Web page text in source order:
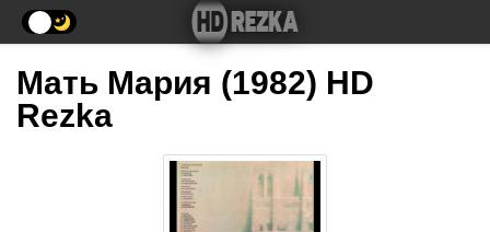
Мать Мария (1982) HD
Rezka